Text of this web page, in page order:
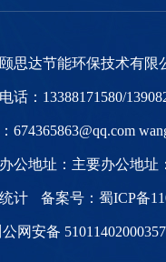
思达节能环保技术有限
话：13388171580/
674365863@qq.com
公地址：主要办公地址
计 备案号： 蜀ICP备
网安备